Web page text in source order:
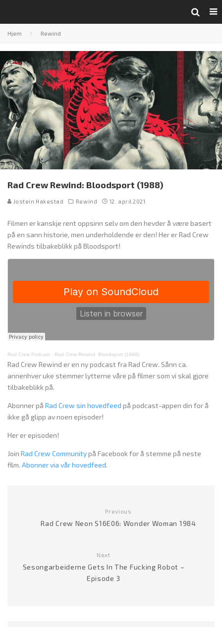
Hjem Rewind
Rad Crew Rewind: Bloodsport (1988)
Jostein Hakestad Rewind 12. april 2021
Filmen er kanskje rent oppsinn selv om den hevder å være basert
på en sann historie, men underholdende er den! Her er Rad Crew
Rewinds tilbakeblikk på Bloodsport!
Rad Crew Podcast · Rad Crew Rewind: Bloodsport (1988)
Rad Crew Rewind er en ny podcast fra Rad Crew. Sånn ca.
annenhver uke stemmer lytterne våre på filmer som vi skal gjøre
tilbakeblikk på.
Abonner på Rad Crew sin hovedfeed på podcast-appen din for å
ikke gå glipp av noen episoder!
Her er episoden!
Join Rad Crew Communitypå Facebook for å stemme på neste
film. Abonner via vår hovedfeed.
Previous
Rad Crew Neon S16E06: Wonder Woman 1984
Next
Sesongarbeiderne Gets In The Fucking Robot –
Episode 3